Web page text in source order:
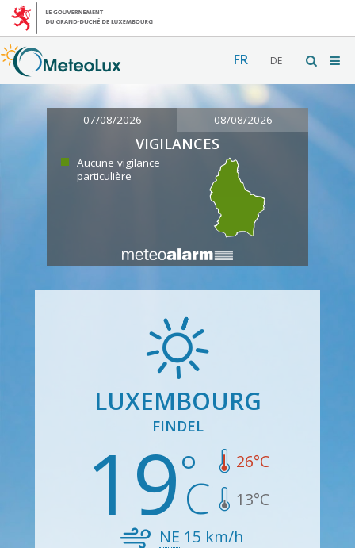
FR DE
07/08/2026 08/08/2026
VIGILANCES
Aucune vigilance
particulière
LUXEMBOURG
FINDEL
19 26°C
13°C
NE 15 km/h